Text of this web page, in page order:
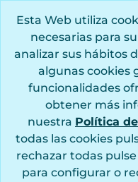
Esta Web utiliza
necesarias para
analizar sus hábitos
algunas cookies
funcionalidades
obtener más
nuestra Política
todas las cookies
rechazar todas pulse
para configurar o